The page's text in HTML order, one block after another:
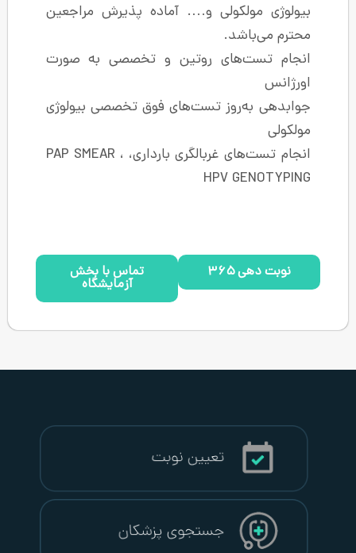
و…. آماده پذیرش مراجعین
روتین و تخصصی به صورت
تست‌های فوق تخصصی بیولوژی
انجام تست‌های غربالگری بارداری، PAP SMEAR ،
تماس با بخش
آزمایشگاه